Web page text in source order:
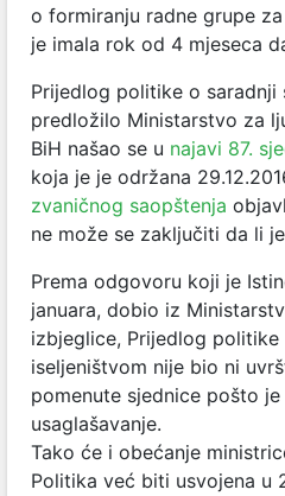
o formiranju radne grupe
je imala rok od 4 mjeseca
Prijedlog politike o saradnji
predložilo Ministarstvo za
BiH našao se u najavi 87.
koja je je održana
zvaničnog saopštenja
ne može se zaključiti da li
Prema odgovoru koji je
januara, dobio iz
izbjeglice, Prijedlog politike
iseljeništvom nije bio ni
pomenute sjednice pošto
usaglašavanje.
Tako će i obećanje
Politika već biti usvojena u